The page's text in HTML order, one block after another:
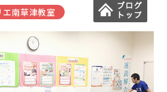
エ南草津教室